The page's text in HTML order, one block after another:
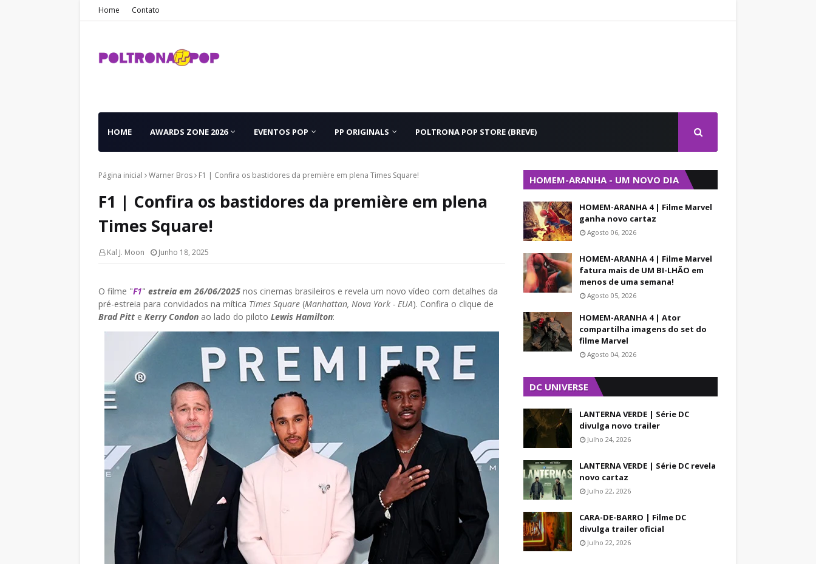
Home Contato
HOME AWARDS ZONE 2026 EVENTOS POP PP ORIGINALS POLTRONA POP STORE (BREVE)
Página inicial Warner Bros F1 | Confira os bastidores da première em plena Times Square!
F1 | Confira os bastidores da première em plena
Times Square!
Kal J. Moon Junho 18, 2025
O filme "F1" estreia em 26/06/2025 nos cinemas brasileiros e revela um novo vídeo com detalhes da
pré-estreia para convidados na mítica Times Square (Manhattan, Nova York - EUA). Confira o clique de
Brad Pitt e Kerry Condon ao lado do piloto Lewis Hamilton:
HOMEM-ARANHA - UM NOVO DIA
HOMEM-ARANHA 4 | Filme Marvel
ganha novo cartaz
Agosto 06, 2026
HOMEM-ARANHA 4 | Filme Marvel
fatura mais de UM BI-LHÃO em
menos de uma semana!
Agosto 05, 2026
HOMEM-ARANHA 4 | Ator
compartilha imagens do set do
filme Marvel
Agosto 04, 2026
DC UNIVERSE
LANTERNA VERDE | Série DC
divulga novo trailer
Julho 24, 2026
LANTERNA VERDE | Série DC revela
novo cartaz
Julho 22, 2026
CARA-DE-BARRO | Filme DC
divulga trailer oficial
Julho 22, 2026